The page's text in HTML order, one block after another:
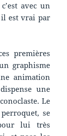
avec un
il est vrai par
premières
graphisme
animation
dispense une
Le
se
lui très